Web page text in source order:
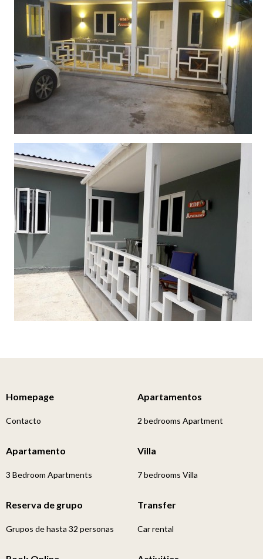
Homepage
Contacto
Apartamentos
2 bedrooms Apartment
Apartamento
3 Bedroom Apartments
Villa
7 bedrooms Villa
Reserva de grupo
Grupos de hasta 32 personas
Transfer
Car rental